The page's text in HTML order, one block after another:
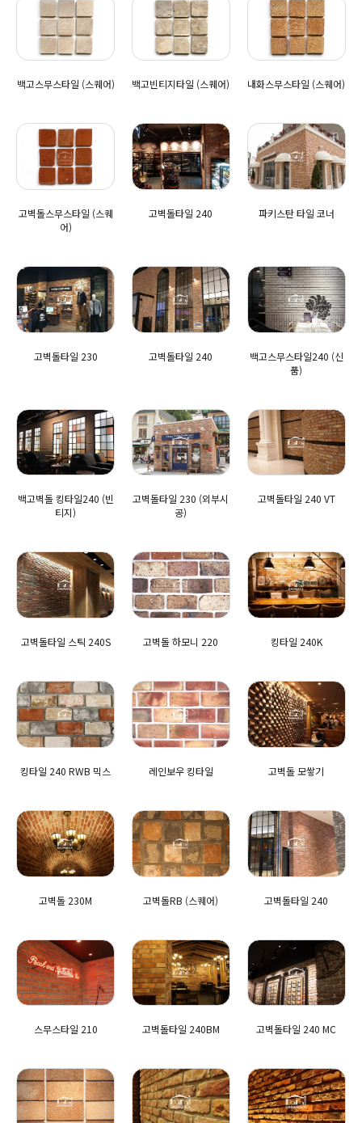
백고스무스타일 (스퀘어) 백고빈티지타일 (스퀘어) 내화스무스타일 (스퀘어)
고벽돌스무스타일 (스퀘
어)
고벽돌타일 240 파키스탄 타일 코너
고벽돌타일 230 고벽돌타일 240
백고스무스타일240 (신
품)
백고벽돌 킹타일240 (빈
티지)
고벽돌타일 230 (외부시
공)
고벽돌타일 240 VT
고벽돌타일 스틱 240S 고벽돌 하모니 220 킹타일 240K
킹타일 240 RWB 믹스 레인보우 킹타일 고벽돌 모쌓기
고벽돌 230M 고벽돌RB (스퀘어) 고벽돌타일 240
스무스타일 210 고벽돌타일 240BM 고벽돌타일 240 MC